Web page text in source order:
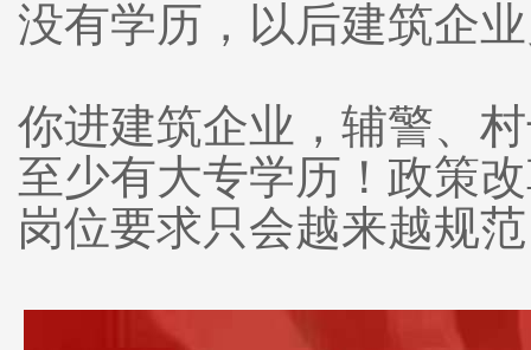
没有学历，以后建筑企
你进建筑企业，辅警、
至少有大专学历！政策
岗位要求只会越来越规